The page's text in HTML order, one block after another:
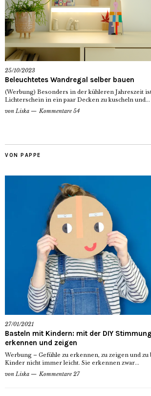
25/10/2023
Beleuchtetes Wandregal selber bauen
(Werbung) Besonders in der kühleren Jahreszeit
Lichterschein in ein paar Decken zu kuscheln und...
von Liska Kommentare 54
VON PAPPE
27/01/2021
Basteln mit Kindern: mit der DIY
erkennen und zeigen
Werbung – Gefühle zu erkennen, zu zeigen und
Kinder nicht immer leicht. Sie erkennen zwar...
von Liska Kommentare 27